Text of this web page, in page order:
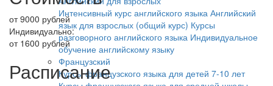
Интенсивный курс английского языка Английский
язык для взрослых (общий курс) Курсы
разговорного английского языка Индивидуальное
обучение английскому языку
Французский
Курсы французского языка для детей 7-10 лет
от 9000 рублей
Индивидуально:
от 1600 рублей
Расписание